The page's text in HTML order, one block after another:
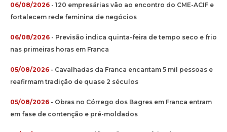
06/08/2026 - 120 empresárias vão ao encontro do CME-ACIF e
fortalecem rede feminina de negócios
06/08/2026 - Previsão indica quinta-feira de tempo seco e frio
nas primeiras horas em Franca
05/08/2026 - Cavalhadas da Franca encantam 5 mil pessoas e
reafirmam tradição de quase 2 séculos
05/08/2026 - Obras no Córrego dos Bagres em Franca entram
em fase de contenção e pré-moldados